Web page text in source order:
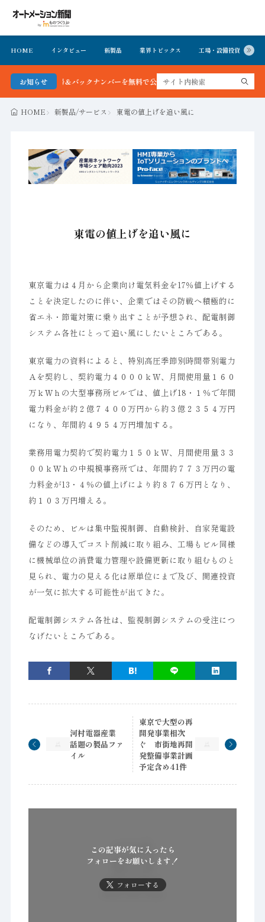
HOME インタビュー 新製品 業界トピックス 工場・設備投資
お知らせ
最新号＆バックナンバーを無料で公開中 詳細はこちら
HOME 新製品/サービス 東電の値上げを追い風に
東電の値上げを追い風に
東京電力は４月から企業向け電気料金を17％値上げする
ことを決定したのに伴い、企業ではその防戦へ積極的に
省エネ・節電対策に乗り出すことが予想され、配電制御
システム各社にとって追い風にしたいところである。
東京電力の資料によると、特別高圧季節別時間帯別電力
Ａを契約し、契約電力４０００ｋＷ、月間使用量１６０
万ｋＷｈの大型事務所ビルでは、値上げ18・１％で年間
電力料金が約２億７４００万円から約３億２３５４万円
になり、年間約４９５４万円増加する。
業務用電力契約で契約電力１５０ｋＷ、月間使用量３３
００ｋＷｈの中規模事務所では、年間約７７３万円の電
力料金が13・４％の値上げにより約８７６万円となり、
約１０３万円増える。
そのため、ビルは集中監視制御、自動検針、自家発電設
備などの導入でコスト削減に取り組み、工場もビル同様
に機械単位の消費電力管理や設備更新に取り組むものと
見られ、電力の見える化は原単位にまで及び、関連投資
が一気に拡大する可能性が出てきた。
配電制御システム各社は、監視制御システムの受注につ
なげたいところである。
河村電器産業
話題の製品ファ
イル
東京で大型の再
開発事業相次
ぐ 市街地再開
発整備事業計画
予定含め41件
この記事が気に入ったら
フォローをお願いします！
フォローする